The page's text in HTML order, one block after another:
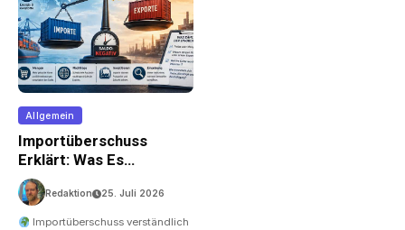
Allgemein
Importüberschuss
Erklärt: Was Es
Bedeutet, Wenn
Deutschland Mehr Kauft
Als Verkauft
Redaktion 25. Juli 2026
Importüberschuss verständlich